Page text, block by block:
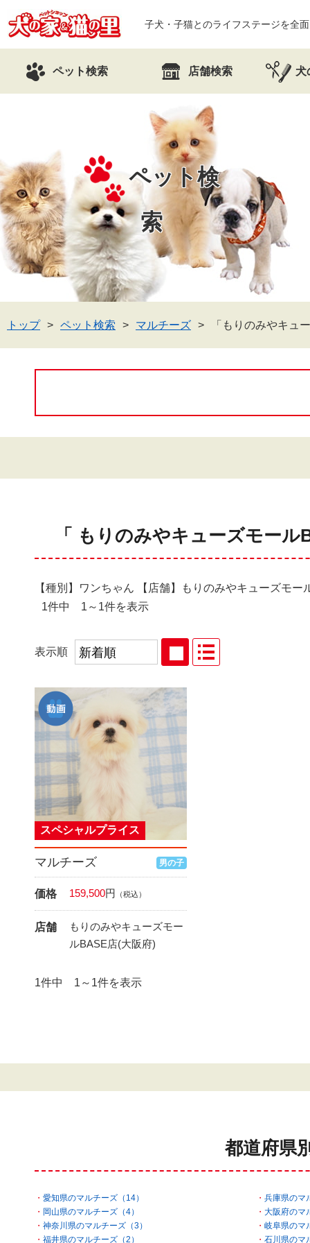
子犬・子猫とのライフステージを全
ペット検索 店舗検索 犬
ペット検
索
トップ ペット検索 マルチーズ 「もりのみやキュ
「 もりのみやキューズモー
【種別】ワンちゃん 【店舗】もりのみやキューズモー
1件中 1～1件を表示
表示順
マルチーズ 男の子
スペシャルプライス
価格 159,500円 （税込）
店舗
もりのみやキューズモー
ルBASE店(大阪府)
1件中 1～1件を表示
都道府県
愛知県のマルチーズ（14）
兵庫県のマ
岡山県のマルチーズ（4）
大阪府のマ
神奈川県のマルチーズ（3）
岐阜県のマ
福井県のマルチーズ（2）
石川県のマ